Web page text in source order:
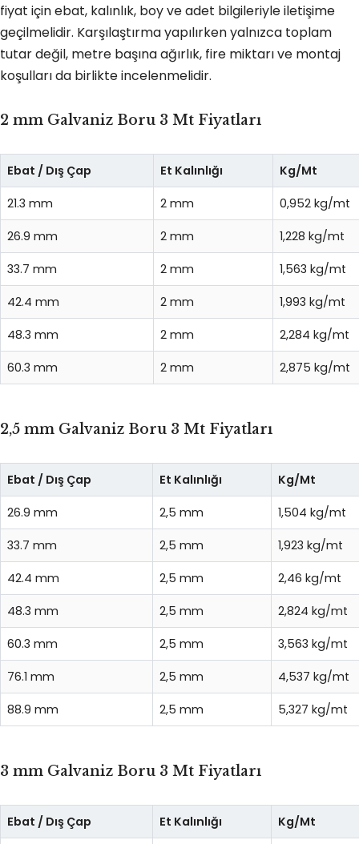
fiyat için ebat, kalınlık, boy ve adet bilgileriyle iletişime
geçilmelidir. Karşılaştırma yapılırken yalnızca toplam
tutar değil, metre başına ağırlık, fire miktarı ve montaj
koşulları da birlikte incelenmelidir.
2 mm Galvaniz Boru 3 Mt Fiyatları
Ebat / Dış Çap Et Kalınlığı Kg/Mt
21.3 mm 2 mm 0,952 kg/mt
26.9 mm 2 mm 1,228 kg/mt
33.7 mm 2 mm 1,563 kg/mt
42.4 mm 2 mm 1,993 kg/mt
48.3 mm 2 mm 2,284 kg/mt
60.3 mm 2 mm 2,875 kg/mt
2,5 mm Galvaniz Boru 3 Mt Fiyatları
Ebat / Dış Çap Et Kalınlığı Kg/Mt
26.9 mm 2,5 mm 1,504 kg/mt
33.7 mm 2,5 mm 1,923 kg/mt
42.4 mm 2,5 mm 2,46 kg/mt
48.3 mm 2,5 mm 2,824 kg/mt
60.3 mm 2,5 mm 3,563 kg/mt
76.1 mm 2,5 mm 4,537 kg/mt
88.9 mm 2,5 mm 5,327 kg/mt
3 mm Galvaniz Boru 3 Mt Fiyatları
Ebat / Dış Çap Et Kalınlığı Kg/Mt